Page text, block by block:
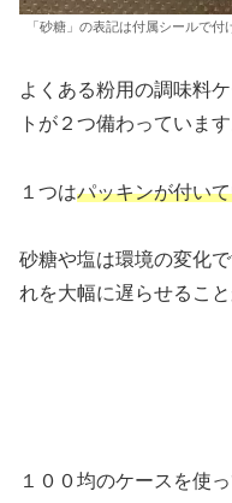
「砂糖」の表記は付属シールで付
よくある粉用の調味料
トが２つ備わっています
１つはパッキンが付い
砂糖や塩は環境の変化
れを大幅に遅らせること
１００均のケースを使